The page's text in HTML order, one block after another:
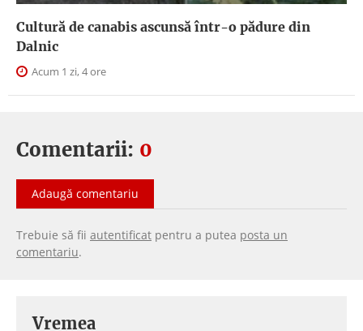
Cultură de canabis ascunsă într-o pădure din
Dalnic
Acum 1 zi, 4 ore
Comentarii: 0
Adaugă comentariu
Trebuie să fii autentificat pentru a putea posta un
comentariu.
Vremea